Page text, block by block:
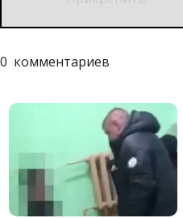
0 комментариев